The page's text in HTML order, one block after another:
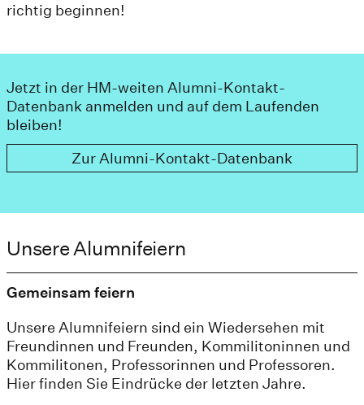
richtig beginnen!
Jetzt in der HM-weiten Alumni-Kontakt-
Datenbank anmelden und auf dem Laufenden
bleiben!
Zur Alumni-Kontakt-Datenbank
Unsere Alumnifeiern
Gemeinsam feiern
Unsere Alumnifeiern sind ein Wiedersehen mit
Freundinnen und Freunden, Kommilitoninnen und
Kommilitonen, Professorinnen und Professoren.
Hier finden Sie Eindrücke der letzten Jahre.